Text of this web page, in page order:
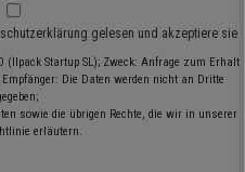
gelesen und akzeptiere sie
(Ilpack Startup SL); Zweck: Anfrage zum Erhalt
Die Daten werden nicht an Dritte
sowie die übrigen Rechte, die wir in unserer
erläutern.